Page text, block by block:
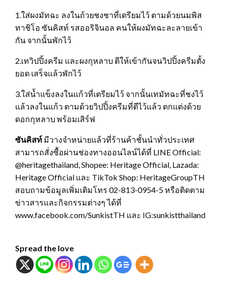
1.ใส่ผงมัทฉะ ลงในถ้วยชงชาที่เตรียมไว้ ตามด้วยนมพิส
ทาชิโอ ซันคิสท์ รสออริจินอล คนให้ผงมัทฉะละลายเข้า
กัน จากนั้นพักไว้
2.เทวิปปิ้งครีม และผงกุหลาบ ตีให้เข้ากันจนวิปปิ้งครีมตั้ง
ยอด เสร็จแล้วพักไว้
3.ใส่น้ำแข็งลงในแก้วที่เตรียมไว้ จากนั้นเทมัทฉะที่ชงไว้
แล้วลงในแก้ว ตามด้วยวิปปิ้งครีมที่ตีไว้แล้ว ตกแต่งด้วย
ดอกกุหลาบ พร้อมเสิร์ฟ
ซันคิสท์ มีวางจำหน่ายแล้วที่ร้านค้าชั้นนำทั่วประเทศ
สามารถสั่งซื้อผ่านช่องทางออนไลน์ได้ที่ LINE Official:
@heritagethailand, Shopee: Heritage Official, Lazada:
Heritage Official และ TikTok Shop: HeritageGroupTH
สอบถามข้อมูลเพิ่มเติมโทร 02-813-0954-5 หรือติดตาม
ข่าวสารและกิจกรรมต่างๆ ได้ที่
www.facebook.com/SunkistTH และ IG:sunkistthailand
Spread the love